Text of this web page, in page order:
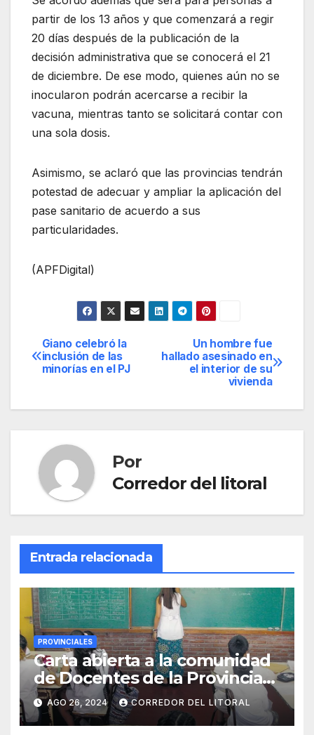
partir de los 13 años y que comenzará a regir
20 días después de la publicación de la
decisión administrativa que se conocerá el 21
de diciembre. De ese modo, quienes aún no se
inocularon podrán acercarse a recibir la
vacuna, mientras tanto se solicitará contar con
una sola dosis.
Asimismo, se aclaró que las provincias tendrán
potestad de adecuar y ampliar la aplicación del
pase sanitario de acuerdo a sus
particularidades.
(APFDigital)
Navegación
de
entradas
Un hombre fue
hallado asesinado en
el interior de su
vivienda
Giano celebró la
inclusión de las
minorías en el PJ
Por
Corredor del litoral
Entrada relacionada
PROVINCIALES
Carta abierta a la comunidad
de Docentes de la Provincia
de Entre Ríos
AGO 26, 2024 CORREDOR DEL LITORAL